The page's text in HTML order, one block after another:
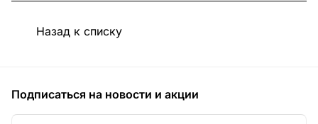
Назад к списку
Подписаться на новости и акции